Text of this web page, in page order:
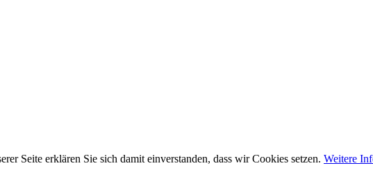
Seite erklären Sie sich damit einverstanden, dass wir Cookies setzen. Weitere